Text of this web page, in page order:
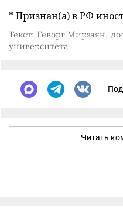
* Признан(а) в РФ
Текст: Геворг Мирзаян,
университета
Читать